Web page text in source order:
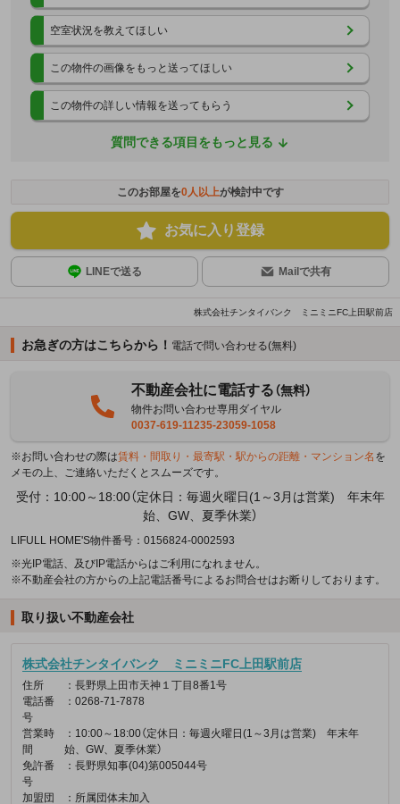
空室状況を教えてほしい
この物件の画像をもっと送ってほしい
この物件の詳しい情報を送ってもらう
質問できる項目をもっと見る
このお部屋を0人以上が検討中です
お気に入り登録
LINEで送る Mailで共有
株式会社チンタイバンク ミニミニFC上田駅前店
お急ぎの方はこちらから！ 電話で問い合わせる(無料)
不動産会社に電話する（無料）
物件お問い合わせ専用ダイヤル
0037-619-11235-23059-1058
※お問い合わせの際は賃料・間取り・最寄駅・駅からの距離・マンション名 を
メモの上、ご連絡いただくとスムーズです。
受付：10:00～18:00（定休日：毎週火曜日(1～3月は営業) 年末年
始、GW、夏季休業）
LIFULL HOME'S物件番号：0156824-0002593
※光IP電話、及びIP電話からはご利用になれません。
※不動産会社の方からの上記電話番号によるお問合せはお断りしております。
取り扱い不動産会社
株式会社チンタイバンク ミニミニFC上田駅前店
住所
：長野県上田市天神１丁目8番1号
電話番
号
：0268-71-7878
営業時
間
：10:00～18:00（定休日：毎週火曜日(1～3月は営業) 年末年
始、GW、夏季休業）
免許番
号
：長野県知事(04)第005044号
加盟団 ：所属団体未加入